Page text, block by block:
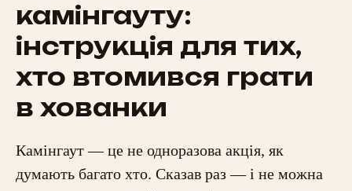
камінгауту:
інструкція для тих,
хто втомився грати
в хованки
Камінгаут — це не одноразова акція, як
думають багато хто. Сказав раз — і не можна